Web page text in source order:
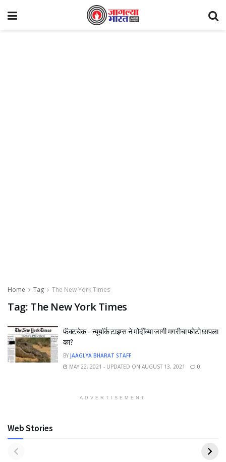
Home Tag The New York Times
Tag: The New York Times
फॅक्टचेक – न्यूयॉर्क टाइम्स ने मोदींच्या जागी मगरीचा फोटो छापला
का?
BY JAAGLYA BHARAT STAFF
MAY 22, 2021 - UPDATED ON AUGUST 13, 2021
0
ADVERTISEMENT
Web Stories